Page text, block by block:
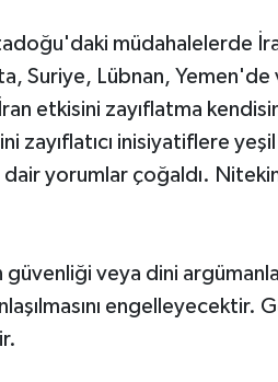
müdahalelerde
Suriye, Lübnan, Yemen'de
etkisini zayıflatma
zayıflatıcı inisiyatiflere yeşil
dair yorumlar çoğaldı.
veya dini
engelleyecektir.